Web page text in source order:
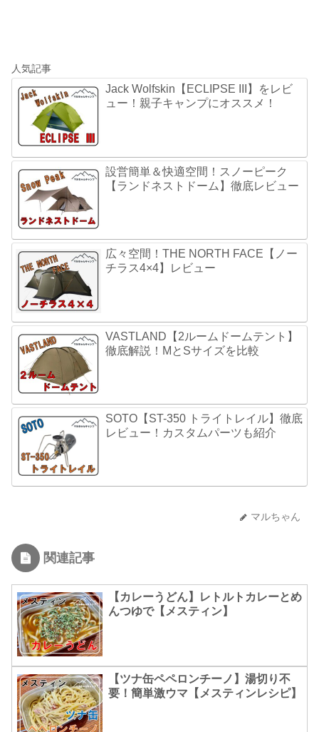
人気記事
Jack Wolfskin【ECLIPSE III】をレビ
ュー！親子キャンプにオススメ！
設営簡単＆快適空間！スノーピーク
【ランドネストドーム】徹底レビュー
広々空間！THE NORTH FACE【ノー
チラス4×4】レビュー
VASTLAND【2ルームドームテント】
徹底解説！MとSサイズを比較
SOTO【ST-350 トライトレイル】徹底
レビュー！カスタムパーツも紹介
マルちゃん
関連記事
【カレーうどん】レトルトカレーとめ
んつゆで【メスティン】
【ツナ缶ペペロンチーノ】湯切り不
要！簡単激ウマ【メスティンレシピ】